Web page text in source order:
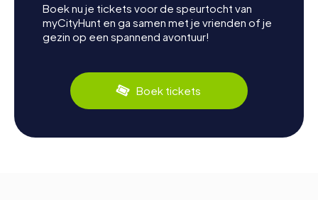
Boek nu je tickets voor de speurtocht van
myCityHunt en ga samen met je vrienden of je
gezin op een spannend avontuur!
Boek tickets